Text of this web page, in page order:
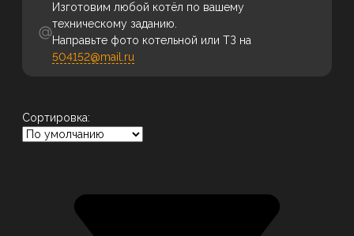
Изготовим любой котёл по вашему
техническому заданию.
Направьте фото котельной или ТЗ на
504152@mail.ru
Сортировка: